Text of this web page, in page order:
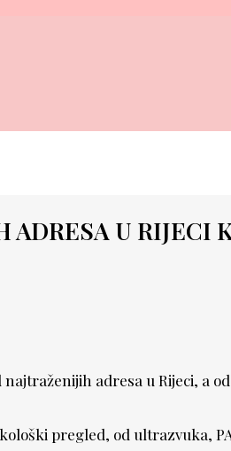
U RIJECI
adresa u Rijeci, a
pregled, od ultrazvuka,